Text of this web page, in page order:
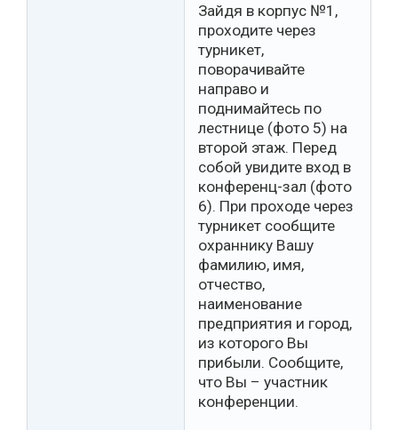
Зайдя в корпус №1,
проходите через
турникет,
поворачивайте
направо и
поднимайтесь по
лестнице (фото 5) на
второй этаж. Перед
собой увидите вход в
конференц-зал (фото
6). При проходе через
турникет сообщите
охраннику Вашу
фамилию, имя,
отчество,
наименование
предприятия и город,
из которого Вы
прибыли. Сообщите,
что Вы – участник
конференции.